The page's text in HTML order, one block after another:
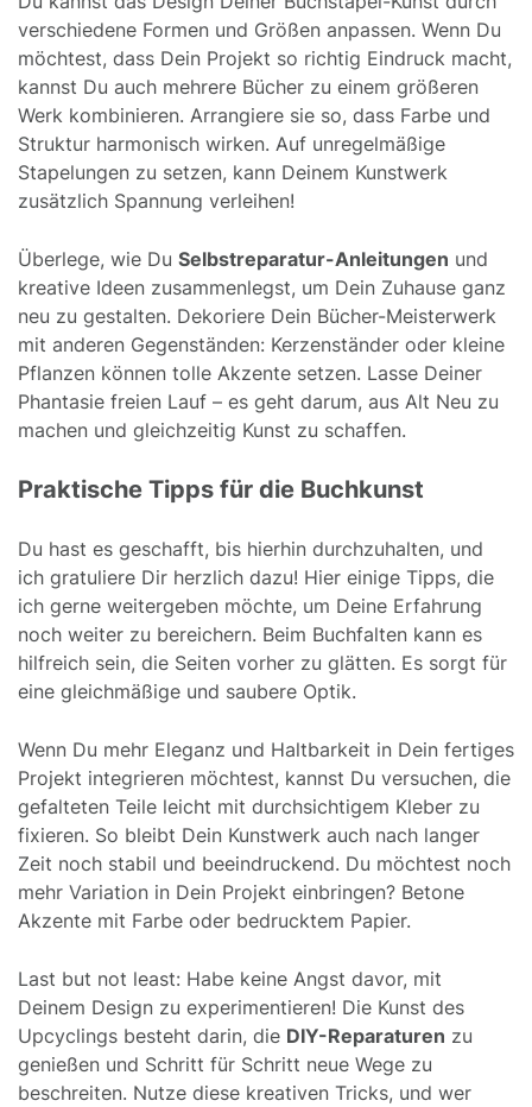
verschiedene Formen und Größen anpassen. Wenn Du
möchtest, dass Dein Projekt so richtig Eindruck macht,
kannst Du auch mehrere Bücher zu einem größeren
Werk kombinieren. Arrangiere sie so, dass Farbe und
Struktur harmonisch wirken. Auf unregelmäßige
Stapelungen zu setzen, kann Deinem Kunstwerk
zusätzlich Spannung verleihen!
Überlege, wie Du Selbstreparatur-Anleitungen und
kreative Ideen zusammenlegst, um Dein Zuhause ganz
neu zu gestalten. Dekoriere Dein Bücher-Meisterwerk
mit anderen Gegenständen: Kerzenständer oder kleine
Pflanzen können tolle Akzente setzen. Lasse Deiner
Phantasie freien Lauf – es geht darum, aus Alt Neu zu
machen und gleichzeitig Kunst zu schaffen.
Praktische Tipps für die Buchkunst
Du hast es geschafft, bis hierhin durchzuhalten, und
ich gratuliere Dir herzlich dazu! Hier einige Tipps, die
ich gerne weitergeben möchte, um Deine Erfahrung
noch weiter zu bereichern. Beim Buchfalten kann es
hilfreich sein, die Seiten vorher zu glätten. Es sorgt für
eine gleichmäßige und saubere Optik.
Wenn Du mehr Eleganz und Haltbarkeit in Dein fertiges
Projekt integrieren möchtest, kannst Du versuchen, die
gefalteten Teile leicht mit durchsichtigem Kleber zu
fixieren. So bleibt Dein Kunstwerk auch nach langer
Zeit noch stabil und beeindruckend. Du möchtest noch
mehr Variation in Dein Projekt einbringen? Betone
Akzente mit Farbe oder bedrucktem Papier.
Last but not least: Habe keine Angst davor, mit
Deinem Design zu experimentieren! Die Kunst des
Upcyclings besteht darin, die DIY-Reparaturen zu
genießen und Schritt für Schritt neue Wege zu
beschreiten. Nutze diese kreativen Tricks, und wer